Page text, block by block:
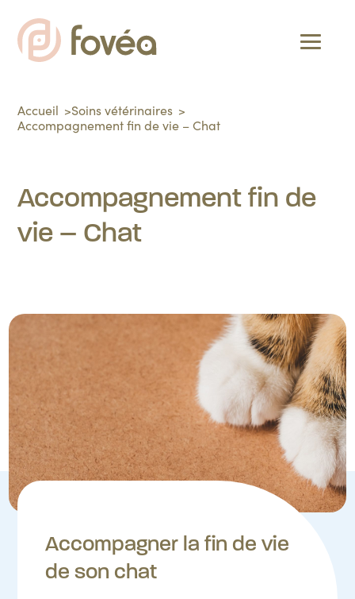
Accueil
Soins vétérinaires
Accompagnement fin de vie – Chat
Accompagnement fin de
vie – Chat
Accompagner la fin de vie
de son chat